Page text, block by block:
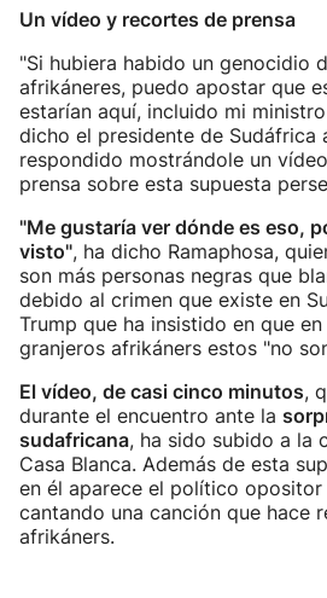
Un vídeo y recortes de prensa
"Si hubiera habido un genocidio
afrikáneres, puedo apostar que
estarían aquí, incluido mi
dicho el presidente de Sudáfrica
respondido mostrándole un
prensa sobre esta supuesta
"Me gustaría ver dónde es eso,
visto", ha dicho Ramaphosa,
son más personas negras que
debido al crimen que existe en
Trump que ha insistido en que
granjeros afrikáners estos "no
El vídeo, de casi cinco minutos,
durante el encuentro ante la
sudafricana, ha sido subido a la
Casa Blanca. Además de esta
en él aparece el político opositor
cantando una canción que hace
afrikáners.